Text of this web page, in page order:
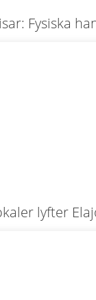
Fysiska
lyfter